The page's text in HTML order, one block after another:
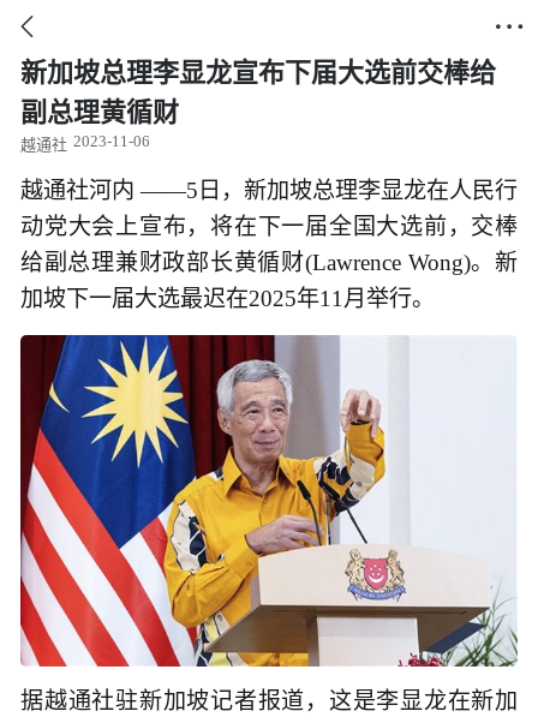
 
新加坡总理李显龙宣布下届大选前交棒给
副总理黄循财
越通社 2023-11-06
越通社河内 ——5日，新加坡总理李显龙在人民行
动党大会上宣布，将在下一届全国大选前，交棒
给副总理兼财政部长黄循财(Lawrence Wong)。新
加坡下一届大选最迟在2025年11月举行。
据越通社驻新加坡记者报道，这是李显龙在新加